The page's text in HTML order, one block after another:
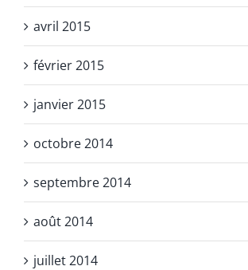
avril 2015
février 2015
janvier 2015
octobre 2014
septembre 2014
août 2014
juillet 2014